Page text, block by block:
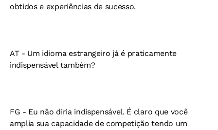
obtidos e experiências de sucesso.
AT - Um idioma estrangeiro já é praticamente
indispensável também?
FG - Eu não diria indispensável. É claro que você
amplia sua capacidade de competição tendo um